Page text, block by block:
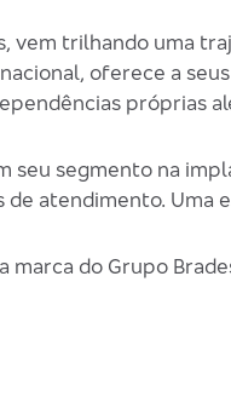
vem trilhando uma
oferece a
próprias
seu segmento na
atendimento.
marca do Grupo